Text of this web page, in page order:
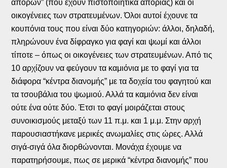
απόρων” (που έχουν πιστοποιητικά απορίας) και οι
οικογένειες των στρατευμένων. Όλοι αυτοί έχουνε τα
κουπόνια τους που είναι δύο κατηγοριών: άλλοι, δηλαδή,
πληρώνουν ένα δίφραγκο για φαγί και ψωμί και άλλοι
τίποτε – όπως οι οικογένειες των στρατευμένων. Από τις
10 αρχίζουν να φεύγουν τα καμιόνια με το φαγί για τα
διάφορα “κέντρα διανομής” με τα δοχεία του φαγητού και
τα τσουβάλια του ψωμιού. Αλλά τα καμιόνια δεν είναι
ούτε ένα ούτε δύο. Έτσι το φαγί μοιράζεται στους
συνοικισμούς μεταξύ των 11 π.μ. και 1 μ.μ. Στην αρχή
παρουσιαστήκανε μερικές ανωμαλίες στις ώρες. Αλλά
σιγά-σιγά όλα διορθώνονται. Μονάχα έχουμε να
παρατηρήσουμε, πως σε μερικά “κέντρα διανομής” που